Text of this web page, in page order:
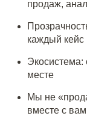
продаж,
каждый кейс
месте
Мы не
вместе с